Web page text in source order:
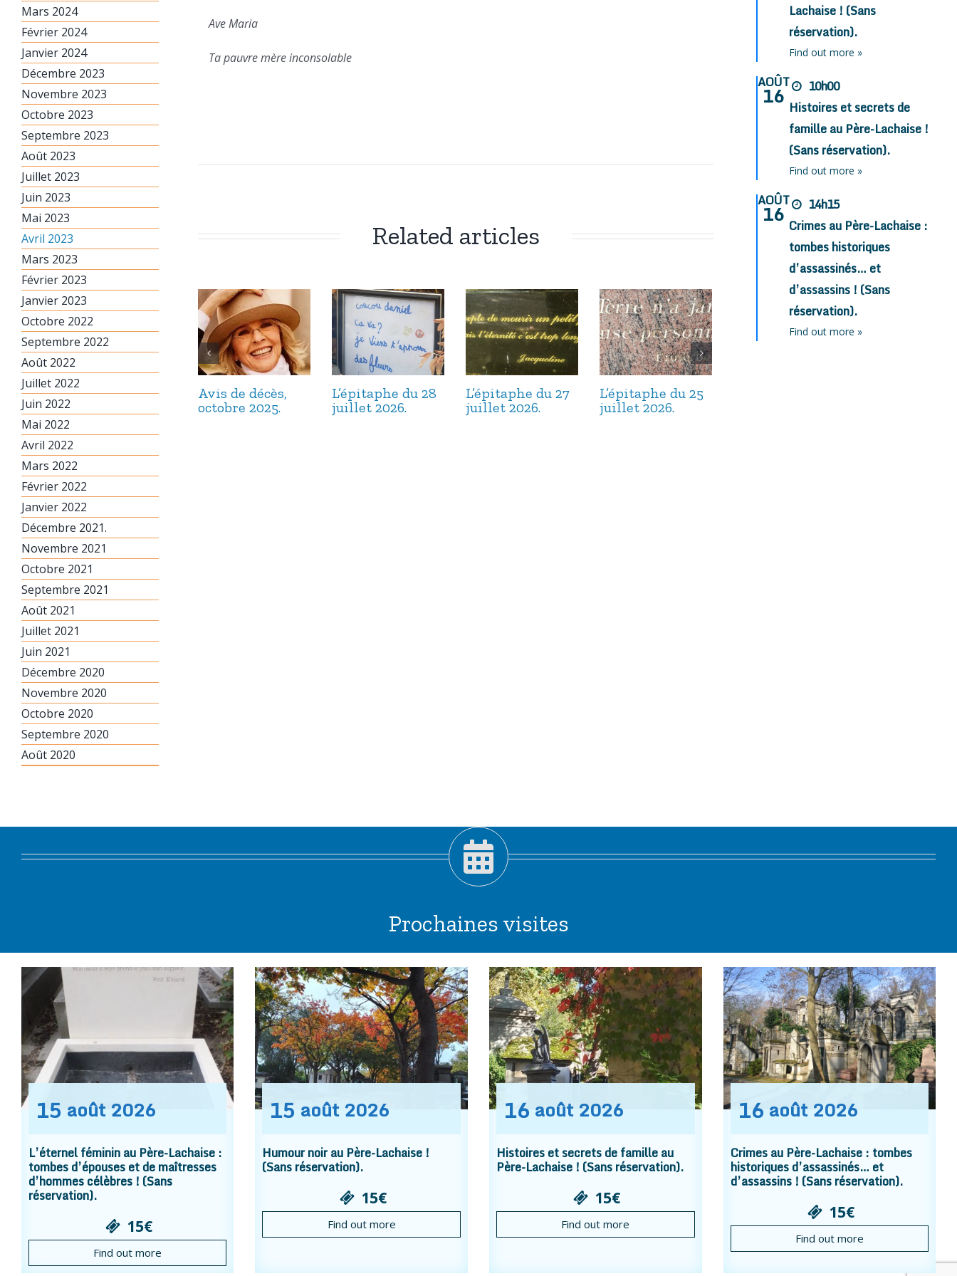
Ave Maria
Ta pauvre mère inconsolable
Related articles
Avis de décès,
octobre 2025.
L’épitaphe du 28
juillet 2026.
L’épitaphe du 27
juillet 2026.
L’épitaphe du 25
juillet 2026.
Mars 2024
Février 2024
Janvier 2024
Décembre 2023
Novembre 2023
Octobre 2023
Septembre 2023
Août 2023
Juillet 2023
Juin 2023
Mai 2023
Avril 2023
Mars 2023
Février 2023
Janvier 2023
Octobre 2022
Septembre 2022
Août 2022
Juillet 2022
Juin 2022
Mai 2022
Avril 2022
Mars 2022
Février 2022
Janvier 2022
Décembre 2021.
Novembre 2021
Octobre 2021
Septembre 2021
Août 2021
Juillet 2021
Juin 2021
Décembre 2020
Novembre 2020
Octobre 2020
Septembre 2020
Août 2020
Lachaise ! (Sans
réservation).
Find out more »
AOÛT
16
10h00
Histoires et secrets de
famille au Père-Lachaise !
(Sans réservation).
Find out more »
AOÛT
16
14h15
Crimes au Père-Lachaise :
tombes historiques
d’assassinés… et
d’assassins ! (Sans
réservation).
Find out more »
Prochaines visites
15 août 2026
L’éternel féminin au Père-Lachaise :
tombes d’épouses et de maîtresses
d’hommes célèbres ! (Sans
réservation).
15€
Find out more
15 août 2026
Humour noir au Père-Lachaise !
(Sans réservation).
15€
Find out more
16 août 2026
Histoires et secrets de famille au
Père-Lachaise ! (Sans réservation).
15€
Find out more
16 août 2026
Crimes au Père-Lachaise : tombes
historiques d’assassinés… et
d’assassins ! (Sans réservation).
15€
Find out more